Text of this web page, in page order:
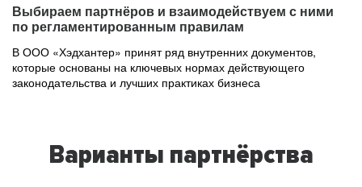
Выбираем партнёров и взаимодействуем с ними
по регламентированным правилам
В ООО «Хэдхантер» принят ряд внутренних документов,
которые основаны на ключевых нормах действующего
законодательства и лучших практиках бизнеса
Варианты партнёрства